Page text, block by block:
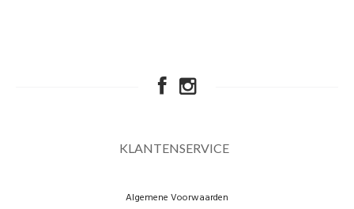
KLANTENSERVICE
Algemene Voorwaarden